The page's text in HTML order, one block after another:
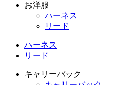
お洋服
ハーネス
リード
ハーネス
リード
キャリーバック